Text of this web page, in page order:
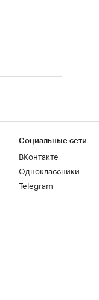
Социальные сети
ВКонтакте
Одноклассники
Telegram